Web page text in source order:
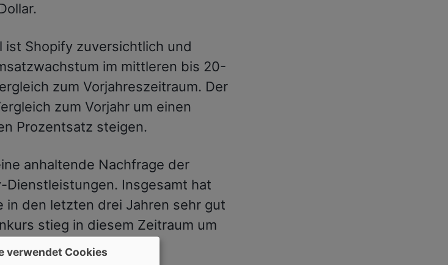
ist Shopify zuversichtlich und
im mittleren bis 20-
zum Vorjahreszeitraum. Der
zum Vorjahr um einen
Prozentsatz steigen.
anhaltende Nachfrage der
Dienstleistungen. Insgesamt hat
in den letzten drei Jahren sehr gut
stieg in diesem Zeitraum um
verwendet Cookies